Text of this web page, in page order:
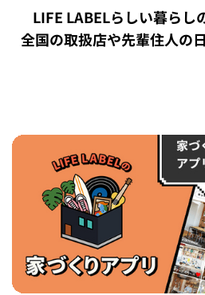
LIFE LABELらしい暮らし
全国の取扱店や先輩住人の